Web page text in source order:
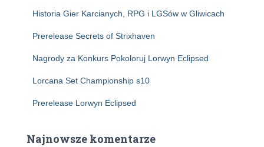
Historia Gier Karcianych, RPG i LGSów w Gliwicach
Prerelease Secrets of Strixhaven
Nagrody za Konkurs Pokoloruj Lorwyn Eclipsed
Lorcana Set Championship s10
Prerelease Lorwyn Eclipsed
Najnowsze komentarze